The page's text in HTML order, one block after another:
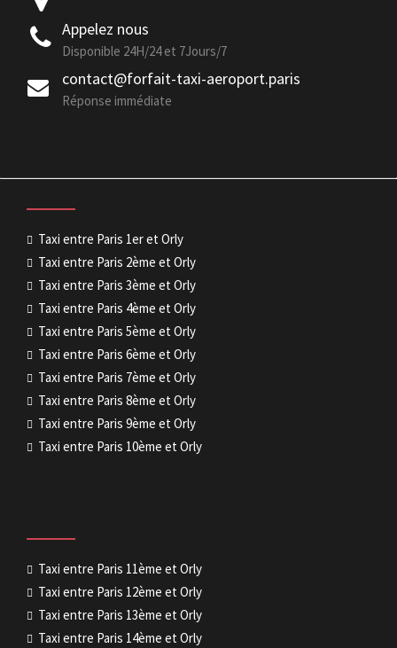
Appelez nous
Disponible 24H/24 et 7Jours/7
contact@forfait-taxi-aeroport.paris
Réponse immédiate
Taxi entre Paris 1er et Orly
Taxi entre Paris 2ème et Orly
Taxi entre Paris 3ème et Orly
Taxi entre Paris 4ème et Orly
Taxi entre Paris 5ème et Orly
Taxi entre Paris 6ème et Orly
Taxi entre Paris 7ème et Orly
Taxi entre Paris 8ème et Orly
Taxi entre Paris 9ème et Orly
Taxi entre Paris 10ème et Orly
Taxi entre Paris 11ème et Orly
Taxi entre Paris 12ème et Orly
Taxi entre Paris 13ème et Orly
Taxi entre Paris 14ème et Orly